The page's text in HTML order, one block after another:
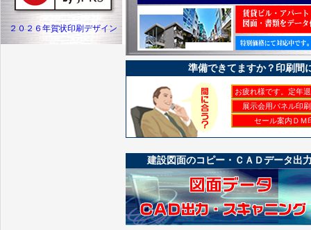
２０２６年賀状印刷デザイン
準備できてますか？印刷間
お疲れ様です。定年
展示会用パネル印
セール案内ＤＭ
建設図面のコピー・ＣＡＤデータ出